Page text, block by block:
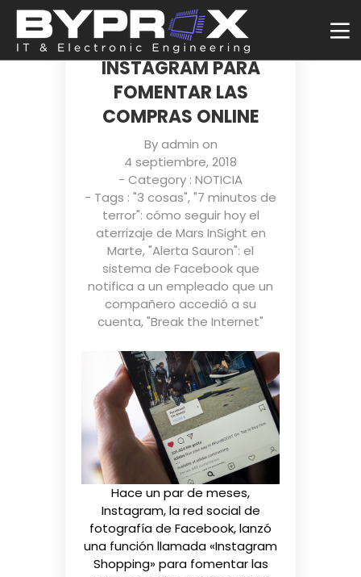
IG SHOPPING, LA
NUEVA JUGADA DE
INSTAGRAM PARA
FOMENTAR LAS
COMPRAS ONLINE
Byadmin on
4 septiembre, 2018
- Category : NOTICIA
- Tags : "3 cosas","7 minutos de
terror": cómo seguir hoy el
aterrizaje de Mars InSight en
Marte,"Alerta Sauron": el
sistema de Facebook que
notifica a un empleado que un
compañero accedió a su
cuenta,"Break the Internet"
Hace un par de meses,
Instagram, la red social de
fotografía de Facebook, lanzó
una función llamada «Instagram
Shopping» para fomentar las